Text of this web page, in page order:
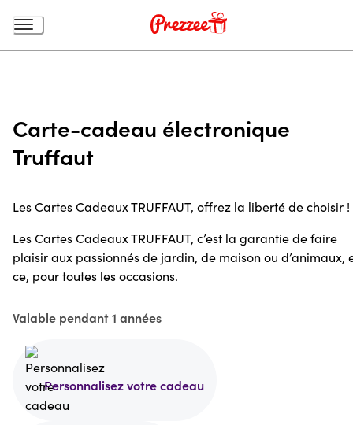
Carte-cadeau électronique
Truffaut
Les Cartes Cadeaux TRUFFAUT, offrez la liberté de choisir !
Les Cartes Cadeaux TRUFFAUT, c’est la garantie de faire
plaisir aux passionnés de jardin, de maison ou d’animaux,
ce, pour toutes les occasions.
Valable pendant 1 années
Personnalisez votre cadeau